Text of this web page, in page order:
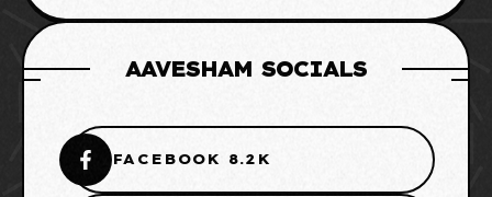
AAVESHAM SOCIALS
FACEBOOK 8.2K